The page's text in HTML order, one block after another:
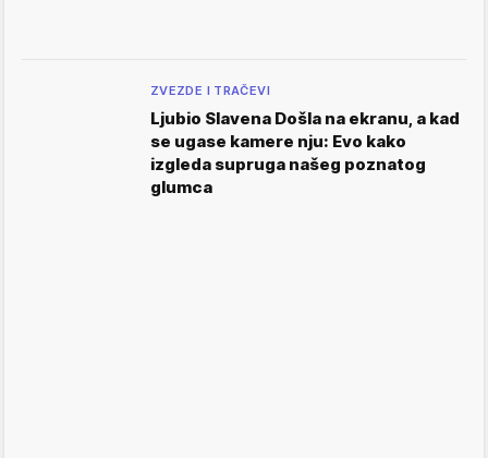
ZVEZDE I TRAČEVI
Ljubio Slavena Došla na ekranu, a kad
se ugase kamere nju: Evo kako
izgleda supruga našeg poznatog
glumca